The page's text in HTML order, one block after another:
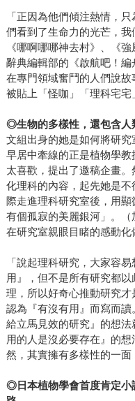
「正因為他們傾注熱情，
們看到了生命力的光芒，
《哪啊哪哪神去村》、《
辭典編輯部的《啟航吧！
在專門領域奮鬥的人們說
被貼上「怪咖」「理科宅宅
◎生物的多樣性，還包含人
文組出身的她是如何將研
早居中牽線的正是植物學
太喜歡，提出了邀稿企畫
化理科的內容，起先她是
際走進理科研究室後，用
有個孤寂的美麗銀河」。
在研究室親眼目睹的感動化
「說起理科研究，大家容
用』，但不是所有研究都
理，所以好奇心推動研究
認為『有沒有用』而寫而
給立馬見效的研究』的想
用的人是沒必要存在』的
然，其實擁有多樣性的一面
◎日本植物學會首度肯定小